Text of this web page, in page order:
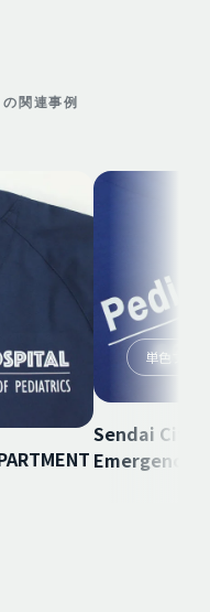
の関連事例
単色プリ
Sendai City
Emergency